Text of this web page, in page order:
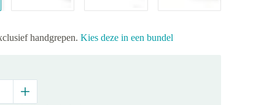
handgrepen. Kies deze in een bundel